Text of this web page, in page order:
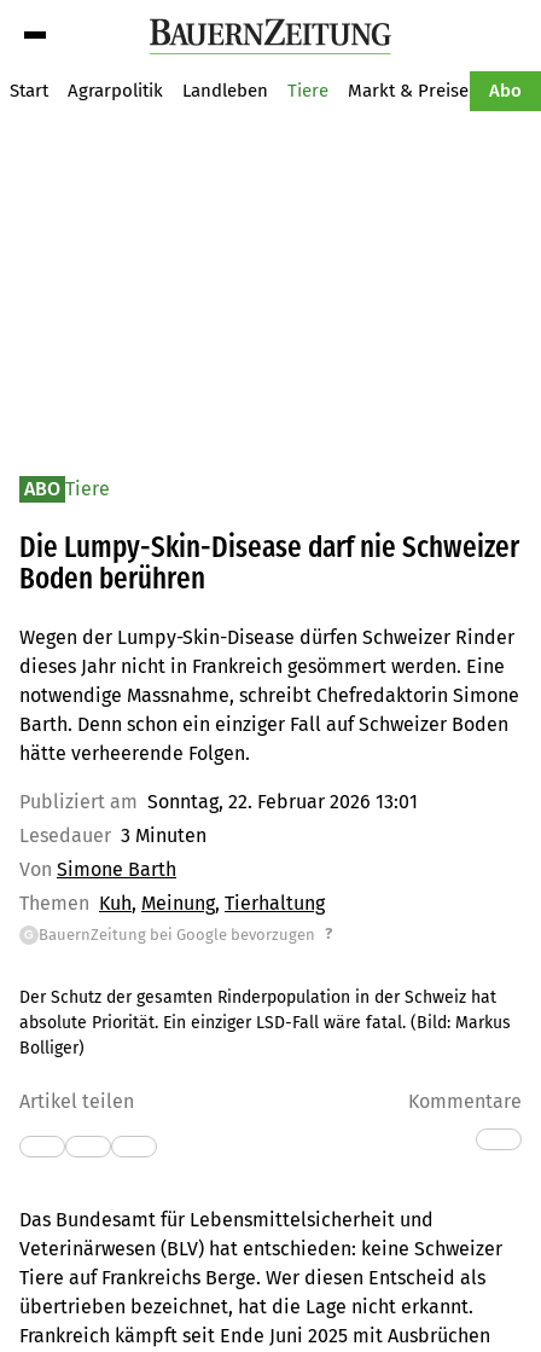
Start Agrarpolitik Landleben Tiere Markt & Preise Abo
ABO Tiere
Die Lumpy-Skin-Disease darf nie Schweizer
Boden berühren
Wegen der Lumpy-Skin-Disease dürfen Schweizer Rinder
dieses Jahr nicht in Frankreich gesömmert werden. Eine
notwendige Massnahme, schreibt Chefredaktorin Simone
Barth. Denn schon ein einziger Fall auf Schweizer Boden
hätte verheerende Folgen.
Publiziert am Sonntag, 22. Februar 2026 13:01
Lesedauer 3 Minuten
Von Simone Barth
Themen Kuh Meinung Tierhaltung
G BauernZeitung bei Google bevorzugen ?
Der Schutz der gesamten Rinderpopulation in der Schweiz hat
absolute Priorität. Ein einziger LSD-Fall wäre fatal. (Bild: Markus
Bolliger)
Artikel teilen Kommentare
Das Bundesamt für Lebensmittelsicherheit und
Veterinärwesen (BLV) hat entschieden: keine Schweizer
Tiere auf Frankreichs Berge. Wer diesen Entscheid als
übertrieben bezeichnet, hat die Lage nicht erkannt.
Frankreich kämpft seit Ende Juni 2025 mit Ausbrüchen